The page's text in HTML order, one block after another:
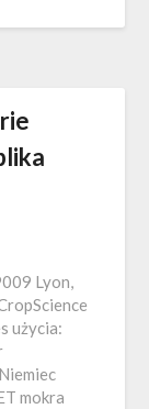
Lyon,
użycia:
mokra